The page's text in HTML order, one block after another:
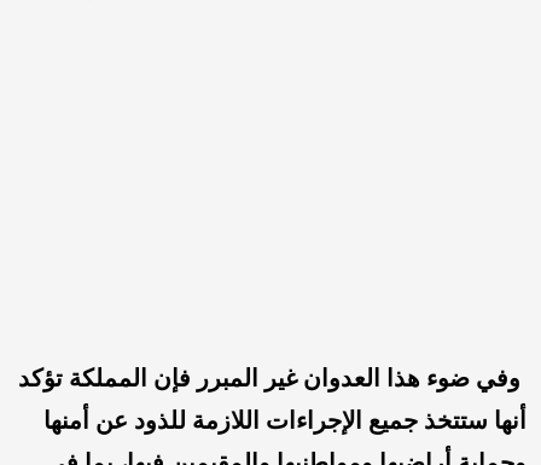
وفي ضوء هذا العدوان غير المبرر فإن المملكة تؤكد
أنها ستتخذ جميع الإجراءات اللازمة للذود عن أمنها